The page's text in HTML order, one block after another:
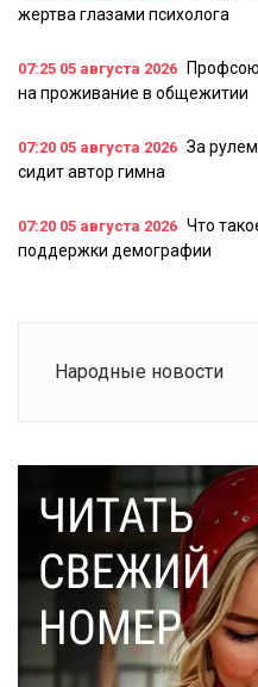
жертва глазами психолога
07:25 05 августа 2026
на проживание в общежитии
07:20 05 августа 2026 За
сидит автор гимна
07:20 05 августа 2026 Что
поддержки демографии
Народные новости